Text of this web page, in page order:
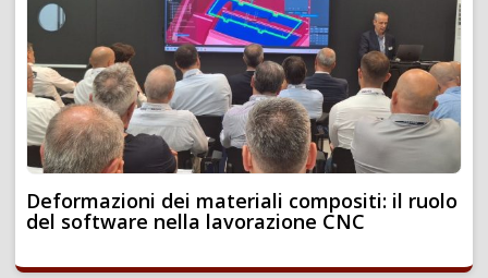
Deformazioni dei materiali compositi: il ruolo
del software nella lavorazione CNC